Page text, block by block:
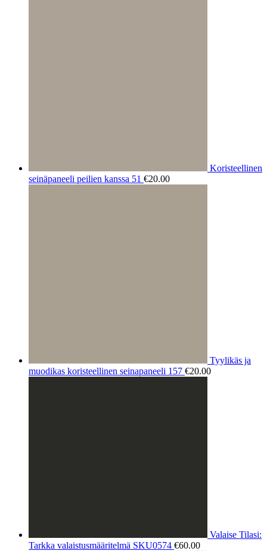
Koristeellinen
seinäpaneeli peilien kanssa 51 €20.00
Tyylikäs ja
muodikas koristeellinen seinapaneeli 157 €20.00
Valaise Tilasi:
Tarkka valaistusmääritelmä SKU0574 €60.00